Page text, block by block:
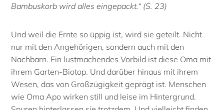
Bambuskorb wird alles eingepackt.“ (S. 23)
Und weil die Ernte so üppig ist, wird sie geteilt. Nicht
nur mit den Angehörigen, sondern auch mit den
Nachbarn. Ein lustmachendes Vorbild ist diese Oma mit
ihrem Garten-Biotop. Und darüber hinaus mit ihrem
Wesen, das von Großzügigkeit geprägt ist. Menschen
wie Oma Apo wirken still und leise im Hintergrund.